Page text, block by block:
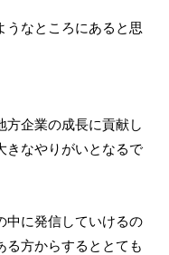
うなところにあると思
方企業の成長に貢献し
きなやりがいとなるで
中に発信していけるの
る方からするととても